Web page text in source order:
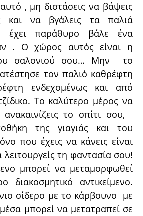
, μη διστάσεις να βάψεις
και να βγάλεις τα παλιά
έχει παράθυρο βάλε ένα
. Ο χώρος αυτός είναι η
σαλονιού σου… Μην το
τον παλιό καθρέφτη
ενδεχομένως και από
Το καλύτερο μέρος να
το σπίτι σου,
της γιαγιάς και του
που έχεις να κάνεις είναι
λειτουργείς τη φαντασία σου!
μπορεί να μεταμορφωθεί
διακοσμητικό αντικείμενο.
σίδερο με το κάρβουνο με
μπορεί να μετατραπεί σε